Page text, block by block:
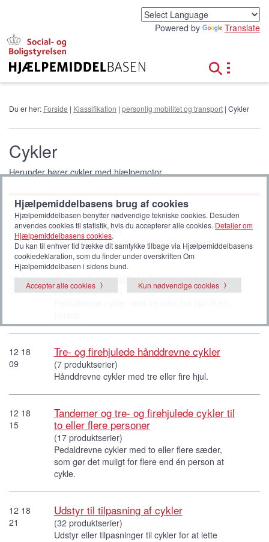
o
Powered by Translate
Du er her: Forside | Klassifikation | personlig mobilitet og transport | Cykler
Cykler
Herunder hører cykler med hjælpemotor.
12 18
04
Tohjulede foddrevne cykler
(14 produktserier)
Pedaldrevne tohjulede cykler til én person.
12 18
06
Tre- og firehjulede foddrevne cykler
(78 produktserier)
12 18
09
Tre- og firehjulede hånddrevne cykler
(7 produktserier)
Hånddrevne cykler med tre eller fire hjul.
12 18
15
Tandemer og tre- og firehjulede cykler til
to eller flere personer
(17 produktserier)
Pedaldrevne cykler med to eller flere sæder,
som gør det muligt for flere end én person at
cykle.
12 18
21
Udstyr til tilpasning af cykler
(32 produktserier)
Udstyr eller tilpasninger til cykler for at lette
Hjælpemiddelbasens brug af cookies
Hjælpemiddelbasen benytter nødvendige tekniske cookies. Desuden
anvendes cookies til statistik, hvis du accepterer alle cookies. Detaljer om
Hjælpemiddelbasens cookies.
Du kan til enhver tid trække dit samtykke tilbage via Hjælpemiddelbasens
cookiedeklaration, som du finder under overskriften Om
Hjælpemiddelbasen i sidens bund.
Accepter alle cookies
Kun nødvendige cookies